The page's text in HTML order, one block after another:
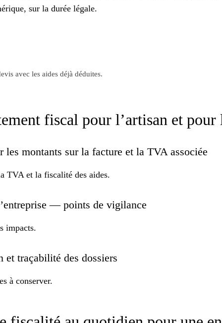
sur la durée légale.
avec les aides déjà déduites.
fiscal pour l’artisan et
montants sur la facture et la TVA associée
TVA et la fiscalité des aides.
— points de vigilance
impacts.
et traçabilité des dossiers
à conserver.